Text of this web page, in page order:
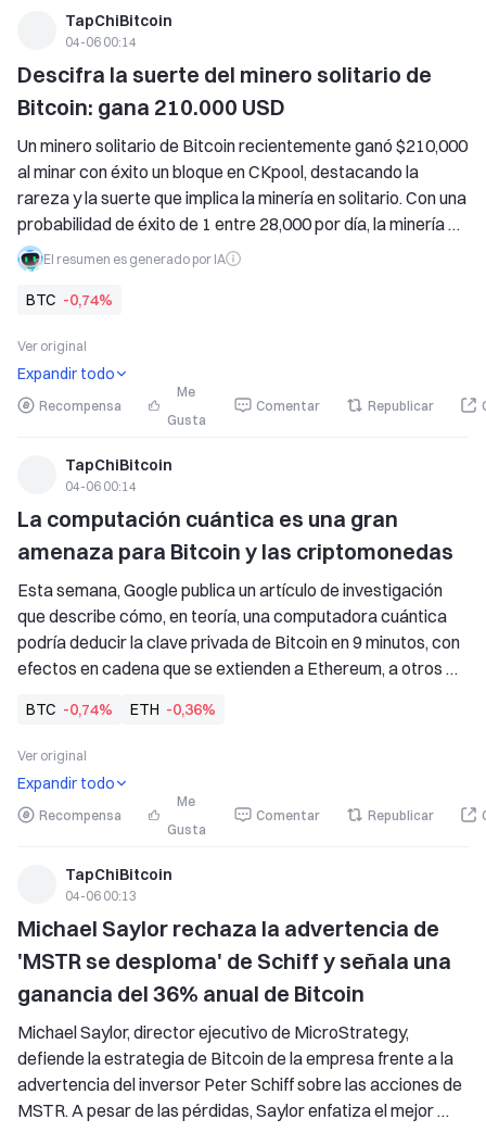
TapChiBitcoin
04-06 00:14
Descifra la suerte del minero solitario de
Bitcoin: gana 210.000 USD
Un minero solitario de Bitcoin recientemente ganó $210,000
al minar con éxito un bloque en CKpool, destacando la
rareza y la suerte que implica la minería en solitario. Con una
probabilidad de éxito de 1 entre 28,000 por día, la minería en
solitario sigue siendo atractiva a pesar de sus pocas
probabilidades, en contraste con la estabilidad de la minería
en pools para la mayoría de los mineros.
El resumen es generado por IA
BTC -0,74%
Ver original
Expandir todo
Recompensa
Me
Gusta
Comentar Republicar
TapChiBitcoin
04-06 00:14
La computación cuántica es una gran
amenaza para Bitcoin y las criptomonedas
Esta semana, Google publica un artículo de investigación
que describe cómo, en teoría, una computadora cuántica
podría deducir la clave privada de Bitcoin en 9 minutos, con
efectos en cadena que se extienden a Ethereum, a otros
Las computadoras cuánticas son muy propensas a
malinterpretarse como una ph
BTC -0,74% ETH -0,36%
Ver original
Expandir todo
Recompensa
Me
Gusta
Comentar Republicar
TapChiBitcoin
04-06 00:13
Michael Saylor rechaza la advertencia de
'MSTR se desploma' de Schiff y señala una
ganancia del 36% anual de Bitcoin
Michael Saylor, director ejecutivo de MicroStrategy,
defiende la estrategia de Bitcoin de la empresa frente a la
advertencia del inversor Peter Schiff sobre las acciones de
MSTR. A pesar de las pérdidas, Saylor enfatiza el mejor